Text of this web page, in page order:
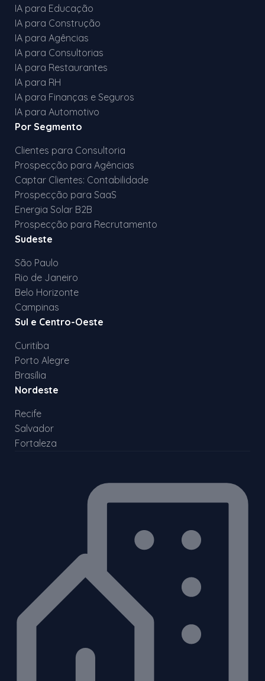
IA para Educação
IA para Construção
IA para Agências
IA para Consultorias
IA para Restaurantes
IA para RH
IA para Finanças e Seguros
IA para Automotivo
Por Segmento
Clientes para Consultoria
Prospecção para Agências
Captar Clientes: Contabilidade
Prospecção para SaaS
Energia Solar B2B
Prospecção para Recrutamento
Sudeste
São Paulo
Rio de Janeiro
Belo Horizonte
Campinas
Sul e Centro-Oeste
Curitiba
Porto Alegre
Brasília
Nordeste
Recife
Salvador
Fortaleza